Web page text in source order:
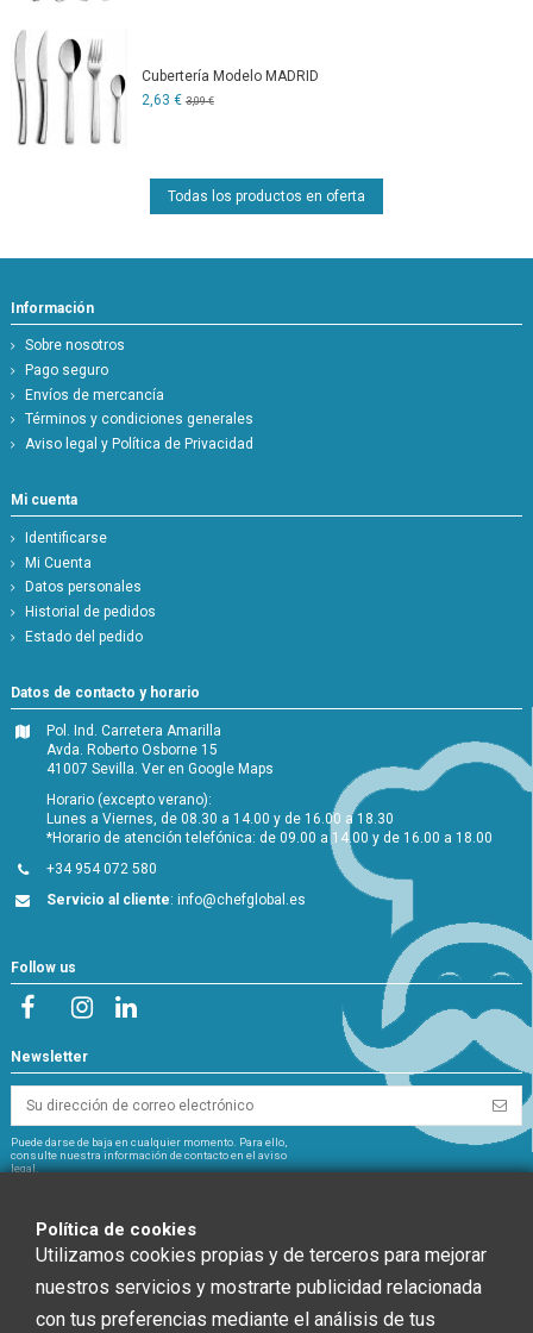
Cubertería Modelo MADRID
2,63 € 3,09 €
Todas los productos en oferta
Información
Sobre nosotros
Pago seguro
Envíos de mercancía
Términos y condiciones generales
Aviso legal y Política de Privacidad
Mi cuenta
Identificarse
Mi Cuenta
Datos personales
Historial de pedidos
Estado del pedido
Datos de contacto y horario
Pol. Ind. Carretera Amarilla
Avda. Roberto Osborne 15
41007 Sevilla.Ver en Google Maps
Horario (excepto verano):
Lunes a Viernes, de 08.30 a 14.00 y de 16.00 a 18.30
*Horario de atención telefónica: de 09.00 a 14.00 y de 16.00 a 18.00
+34 954 072 580
Servicio al cliente:info@chefglobal.es
Follow us
Newsletter
Puede darse de baja en cualquier momento. Para ello,
consulte nuestra información de contacto en el aviso
legal.
Política de cookies
Utilizamos cookies propias y de terceros para mejorar
nuestros servicios y mostrarte publicidad relacionada
con tus preferencias mediante el análisis de tus